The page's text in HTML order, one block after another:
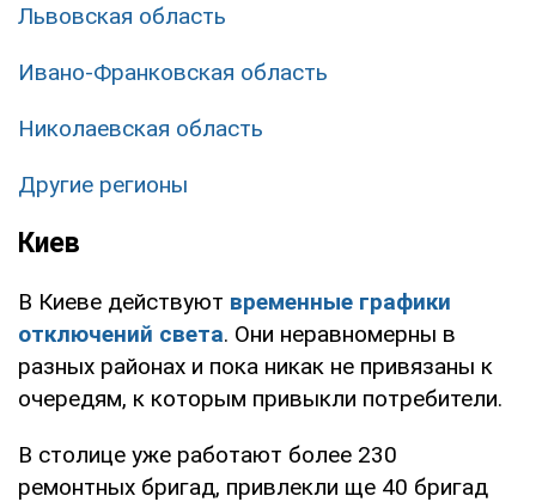
Львовская область
Ивано-Франковская область
Николаевская область
Другие регионы
Киев
В Киеве действуют временные графики
отключений света. Они неравномерны в
разных районах и пока никак не привязаны к
очередям, к которым привыкли потребители.
В столице уже работают более 230
ремонтных бригад, привлекли ще 40 бригад